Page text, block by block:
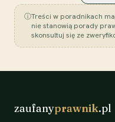
ⓘTreści w poradnikach
nie stanowią porady
skonsultuj się ze
zaufanyprawnik.pl